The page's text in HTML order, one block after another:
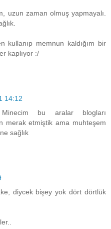
uzun zaman olmuş yapmayalı.
kullanıp memnun kaldığım bir
kaplıyor :/
14:12
bu aralar blogları
merak etmiştik ama muhteşem
sağlık
diycek bişey yok dört dörtlük